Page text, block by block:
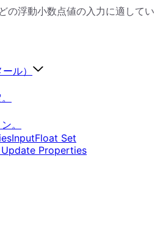
浮動小数点値の入力に適してい
ル）
。
InputFloat Set
Properties